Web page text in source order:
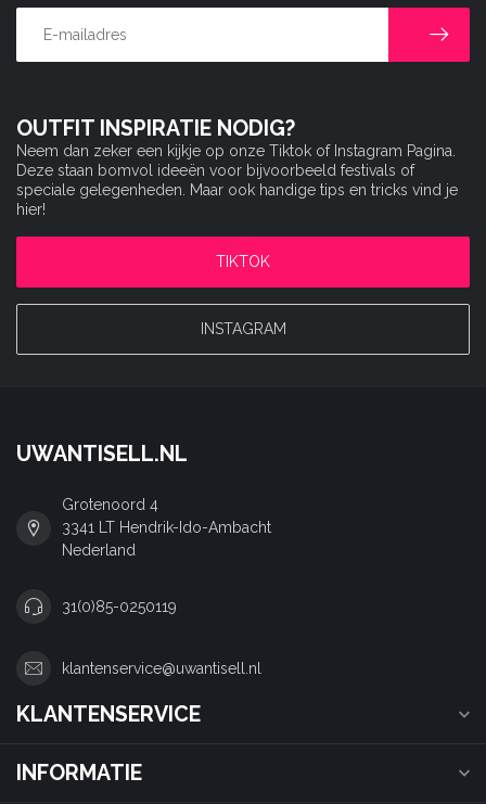
OUTFIT INSPIRATIE NODIG?
Neem dan zeker een kijkje op onze Tiktok of Instagram Pagina.
Deze staan bomvol ideeën voor bijvoorbeeld festivals of
speciale gelegenheden. Maar ook handige tips en tricks vind je
hier!
TIKTOK
INSTAGRAM
UWANTISELL.NL
Grotenoord 4
3341 LT Hendrik-Ido-Ambacht
Nederland
31(0)85-0250119
klantenservice@uwantisell.nl
KLANTENSERVICE
INFORMATIE